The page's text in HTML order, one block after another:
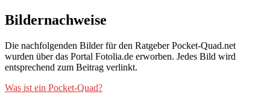
Bildernachweise
Die nachfolgenden Bilder für den Ratgeber Pocket-Quad.net
wurden über das Portal Fotolia.de erworben. Jedes Bild wird
entsprechend zum Beitrag verlinkt.
Was ist ein Pocket-Quad?